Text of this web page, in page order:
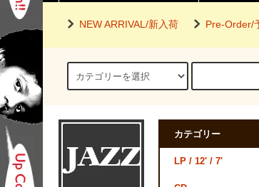
NEW ARRIVAL/新入荷 Pre-Order/
カテゴリー
LP / 12' / 7'